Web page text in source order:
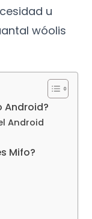
u
wóolis
Android?
Android
Mifo?